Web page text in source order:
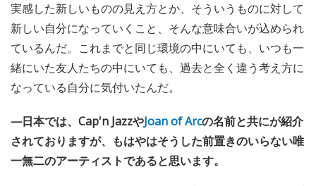
実感した新しいものの見え方とか、そういうものに対して
新しい自分になっていくこと、そんな意味合いが込められ
ているんだ。これまでと同じ環境の中にいても、いつも一
緒にいた友人たちの中にいても、過去と全く違う考え方に
なっている自分に気付いたんだ。
—日本では、Cap'n JazzやJoan of Arcの名前と共にが紹介
されておりますが、もはやはそうした前置きのいらない唯
一無二のアーティストであると思います。